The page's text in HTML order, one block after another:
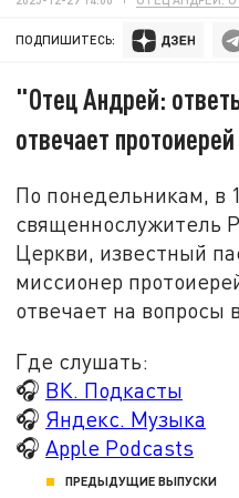
ПОДПИШИТЕСЬ:
"Отец Андрей:
отвечает
По понедельникам, в
священнослужитель
Церкви, известный
миссионер
отвечает на вопросы
Где слушать:
🎧 ВК. Подкасты
🎧 Яндекс. Музыка
🎧 Apple Podcasts
ПРЕДЫДУЩИЕ ВЫПУСКИ